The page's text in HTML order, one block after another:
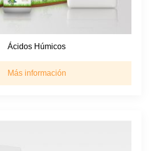
Ácidos Húmicos
Más información